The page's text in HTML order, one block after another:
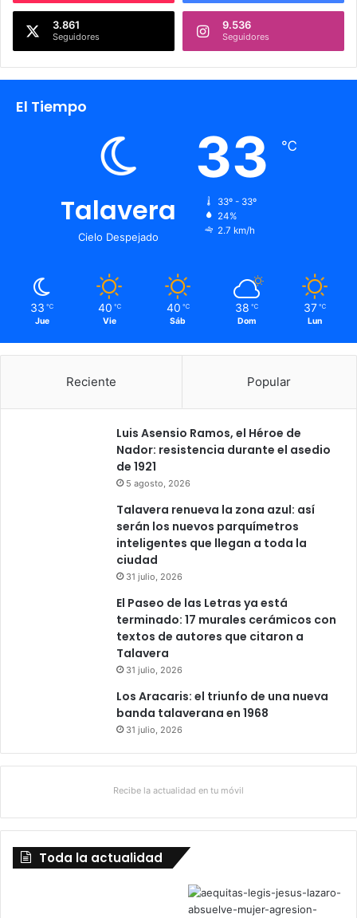
3.861
Seguidores
9.536
Seguidores
El Tiempo
Talavera
Cielo Despejado
33 ℃
33º - 33º
24%
2.7 km/h
33 ℃
Jue
40 ℃
Vie
40 ℃
Sáb
38 ℃
Dom
37 ℃
Lun
Reciente Popular
Luis Asensio Ramos, el Héroe de
Nador: resistencia durante el asedio
de 1921
5 agosto, 2026
Talavera renueva la zona azul: así
serán los nuevos parquímetros
inteligentes que llegan a toda la
ciudad
31 julio, 2026
El Paseo de las Letras ya está
terminado: 17 murales cerámicos con
textos de autores que citaron a
Talavera
31 julio, 2026
Los Aracaris: el triunfo de una nueva
banda talaverana en 1968
31 julio, 2026
Recibe la actualidad en tu móvil
Toda la actualidad